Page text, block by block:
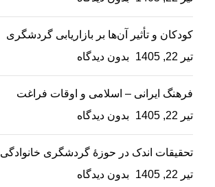
کودکان و تأثیر آن‌ها بر بازاریابی گردشگری
تیر 22, 1405
بدون دیدگاه
فرهنگ ایرانی – اسلامی و اوقات فراغت
تیر 22, 1405
بدون دیدگاه
تحقیقات اندک در حوزۀ گردشگری خانوادگی
تیر 22, 1405
بدون دیدگاه